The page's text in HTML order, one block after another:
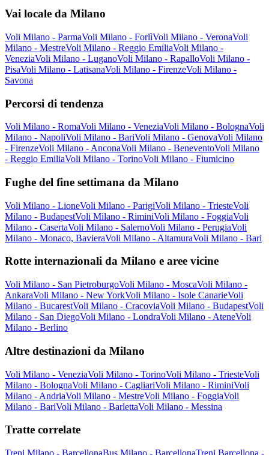
Vai locale da Milano
Voli Milano - ParmaVoli Milano - ForlìVoli Milano - VeronaVoli
Milano - MestreVoli Milano - Reggio EmiliaVoli Milano -
VeneziaVoli Milano - LuganoVoli Milano - RapalloVoli Milano -
PisaVoli Milano - LatisanaVoli Milano - FirenzeVoli Milano -
Savona
Percorsi di tendenza
Voli Milano - RomaVoli Milano - VeneziaVoli Milano - BolognaVoli
Milano - NapoliVoli Milano - BariVoli Milano - GenovaVoli Milano
- FirenzeVoli Milano - AnconaVoli Milano - BeneventoVoli Milano
- Reggio EmiliaVoli Milano - TorinoVoli Milano - Fiumicino
Fughe del fine settimana da Milano
Voli Milano - LioneVoli Milano - ParigiVoli Milano - TriesteVoli
Milano - BudapestVoli Milano - RiminiVoli Milano - FoggiaVoli
Milano - CasertaVoli Milano - SalernoVoli Milano - PerugiaVoli
Milano - Monaco, BavieraVoli Milano - AltamuraVoli Milano - Bari
Rotte internazionali da Milano e aree vicine
Voli Milano - San PietroburgoVoli Milano - MoscaVoli Milano -
AnkaraVoli Milano - New YorkVoli Milano - Isole CanarieVoli
Milano - BucarestVoli Milano - CracoviaVoli Milano - BudapestVoli
Milano - San DiegoVoli Milano - LondraVoli Milano - AteneVoli
Milano - Berlino
Altre destinazioni da Milano
Voli Milano - VeneziaVoli Milano - TorinoVoli Milano - TriesteVoli
Milano - BolognaVoli Milano - CagliariVoli Milano - RiminiVoli
Milano - AndriaVoli Milano - MestreVoli Milano - FoggiaVoli
Milano - BariVoli Milano - BarlettaVoli Milano - Messina
Tratte correlate
Treni Milano - BarcellonaBus Milano - BarcellonaTreni Barcellona -